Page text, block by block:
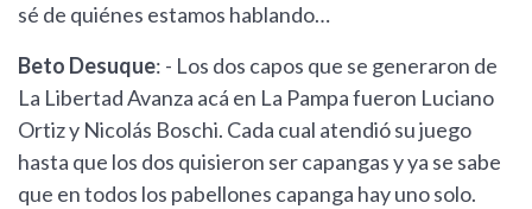
sé de quiénes estamos hablando…
Beto Desuque: - Los dos capos que se generaron de
La Libertad Avanza acá en La Pampa fueron Luciano
Ortiz y Nicolás Boschi. Cada cual atendió su juego
hasta que los dos quisieron ser capangas y ya se sabe
que en todos los pabellones capanga hay uno solo.